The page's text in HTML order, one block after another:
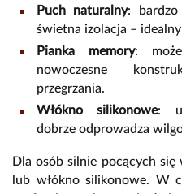
Puch naturalny: bardzo
świetna izolacja –
Pianka memory:
nowoczesne
przegrzania.
Włókno silikonowe:
dobrze odprowadza
Dla osób silnie pocących
lub włókno silikonowe. W